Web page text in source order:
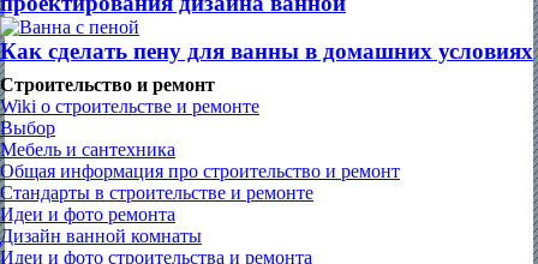
Как сделать пену для ванны в домашних условиях
Строительство и ремонт
Wiki о строительстве и ремонте
Выбор
Мебель и сантехника
Общая информация про строительство и ремонт
Стандарты в строительстве и ремонте
Идеи и фото ремонта
Дизайн ванной комнаты
Идеи и фото строительства и ремонта